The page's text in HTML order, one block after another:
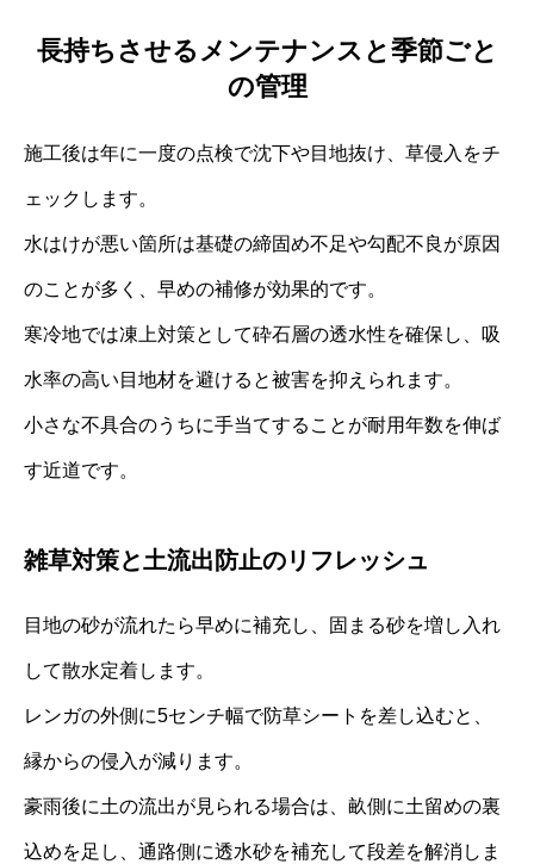
長持ちさせるメンテナンスと季節ごと
の管理
施工後は年に一度の点検で沈下や目地抜け、草侵入をチ
ェックします。
水はけが悪い箇所は基礎の締固め不足や勾配不良が原因
のことが多く、早めの補修が効果的です。
寒冷地では凍上対策として砕石層の透水性を確保し、吸
水率の高い目地材を避けると被害を抑えられます。
小さな不具合のうちに手当てすることが耐用年数を伸ば
す近道です。
雑草対策と土流出防止のリフレッシュ
目地の砂が流れたら早めに補充し、固まる砂を増し入れ
して散水定着します。
レンガの外側に5センチ幅で防草シートを差し込むと、
縁からの侵入が減ります。
豪雨後に土の流出が見られる場合は、畝側に土留めの裏
込めを足し、通路側に透水砂を補充して段差を解消しま